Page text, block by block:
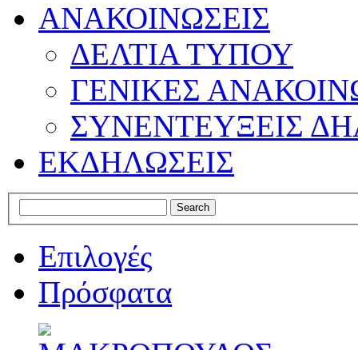
ΑΝΑΚΟΙΝΩΣΕΙΣ
ΔΕΛΤΙΑ ΤΥΠΟΥ
ΓΕΝΙΚΕΣ
ΣΥΝΕΝΤΕΥΞΕΙΣ
ΕΚΔΗΛΩΣΕΙΣ
Επιλογές
Πρόσφατα